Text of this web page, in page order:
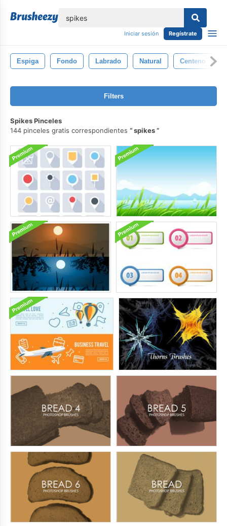
Iniciar sesión Regístrate
Espiga Fondo Labrado Natural Centeno
Filters
Spikes Pinceles
144 pinceles gratis correspondientes
spikes